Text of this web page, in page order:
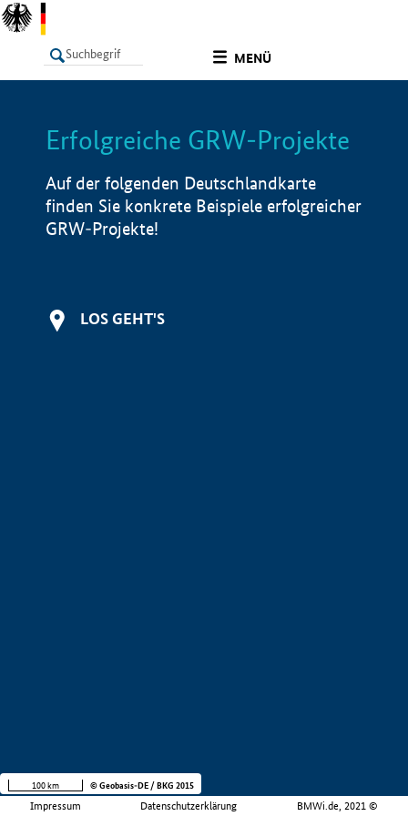
MENÜ
LISTE Info
Erfolgreiche GRW-Projekte
Auf der folgenden Deutschlandkarte
finden Sie konkrete Beispiele erfolgreicher
GRW-Projekte!
LOS GEHT'S
Impressum Datenschutzerklärung BMWi.de, 2021 ©
100 km © Geobasis-DE / BKG 2015